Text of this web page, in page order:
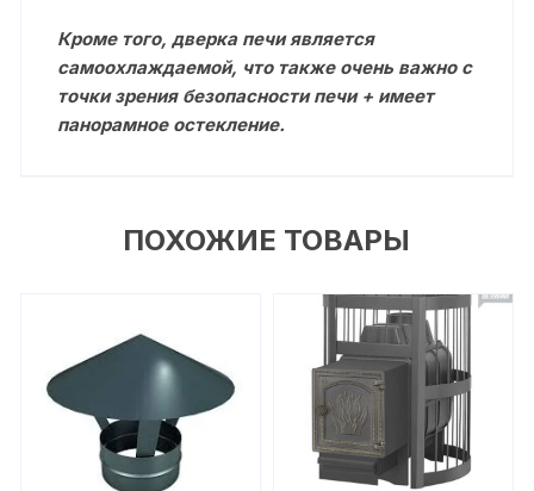
Кроме того, дверка печи является
самоохлаждаемой, что также очень важно с
точки зрения безопасности печи + имеет
панорамное остекление.
ПОХОЖИЕ ТОВАРЫ